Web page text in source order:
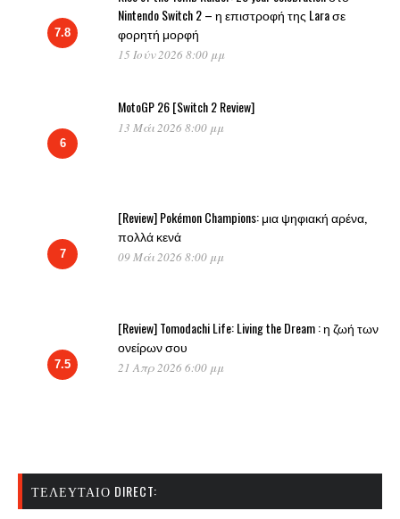
7.8
Nintendo Switch 2 – η επιστροφή της Lara σε
φορητή μορφή
15 Ιούν 2026 8:00 μμ
6
MotoGP 26 [Switch 2 Review]
13 Μάι 2026 8:00 μμ
7
[Review] Pokémon Champions: μια ψηφιακή αρένα,
πολλά κενά
09 Μάι 2026 8:00 μμ
7.5
[Review] Tomodachi Life: Living the Dream : η ζωή των
ονείρων σου
21 Απρ 2026 6:00 μμ
ΤΕΛΕΥΤΑΊΟ DIRECT: